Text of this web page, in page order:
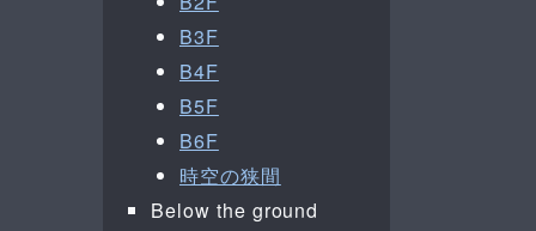
B3F
B4F
B5F
B6F
時空の狭間
Below the ground